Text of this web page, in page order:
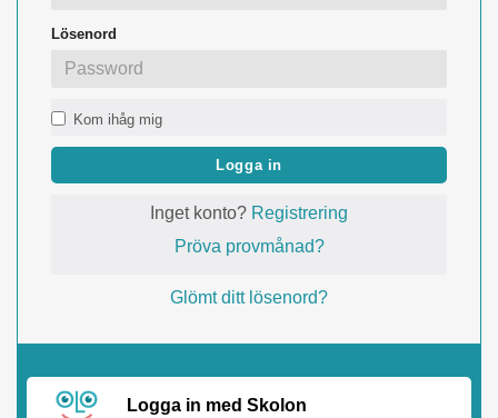
Lösenord
Kom ihåg mig
Logga in
Inget konto? Registrering
Pröva provmånad?
Glömt ditt lösenord?
Logga in med Skolon